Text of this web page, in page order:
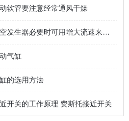
软管要注意经常通风干燥
德国FESTO费斯托真空发生器必要时可用增大流速来获得负压，产生吸力
气缸
的选用方法
开关的工作原理 费斯托接近开关